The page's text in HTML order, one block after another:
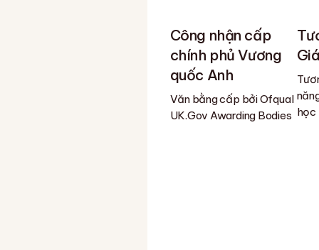
Công nhận cấp
chính phủ Vương
quốc Anh
Văn bằng cấp bởi Ofqual
UK.Gov Awarding Bodies học